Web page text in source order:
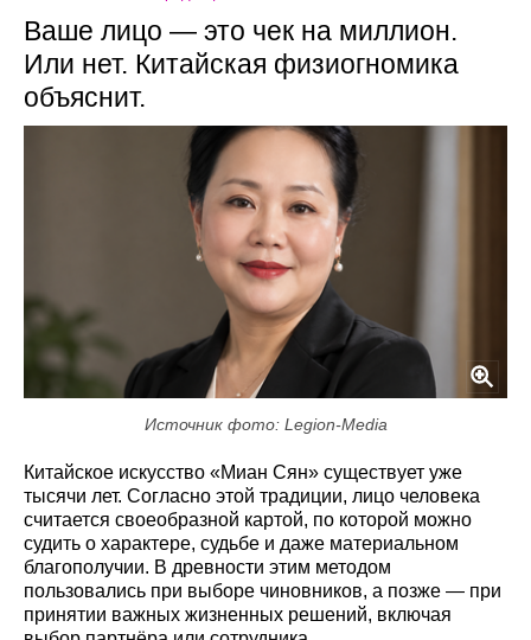
Ваше лицо — это чек на миллион.
Или нет. Китайская физиогномика
объяснит.
Источник фото: Legion-Media
Китайское искусство «Миан Сян» существует уже
тысячи лет. Согласно этой традиции, лицо человека
считается своеобразной картой, по которой можно
судить о характере, судьбе и даже материальном
благополучии. В древности этим методом
пользовались при выборе чиновников, а позже — при
принятии важных жизненных решений, включая